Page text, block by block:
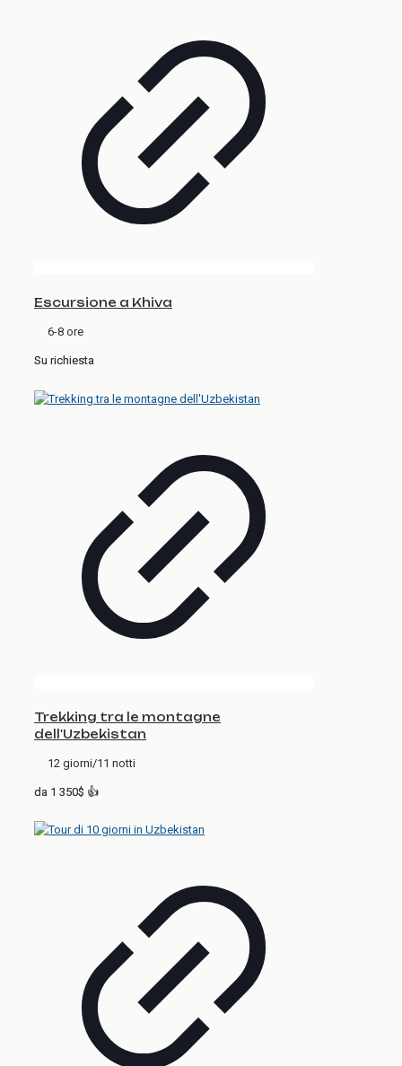
Escursione a Khiva
6-8 ore
Su richiesta
Trekking tra le montagne
dell'Uzbekistan
12 giorni/11 notti
da 1 350$ 👍